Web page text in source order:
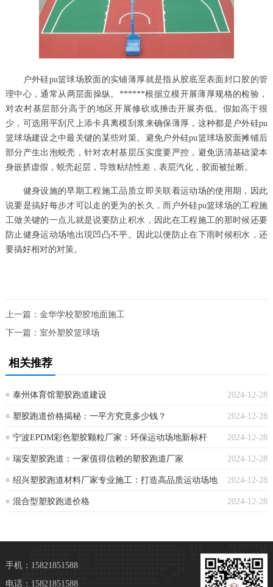
户外硅pu篮球场胶面的实铺薄厚就是指从胶底至表面封口胶的管
理中心，通常从两层面操纵。******根据立模开展薄厚规格的检验，
对农村基层部分高于的地区开展修砍或捶击开展夯低。假如高于很
少，可选用平刮尺上添卡具离模刮浆来确保薄厚，这种都是户外硅pu
篮球场建设之中最关键的某些对策。避免户外硅pu篮球场胶面摊铺后
部分产生出泡蜕壳，针对农村基层压实度要严控，避免沥清基础梁本
身嵌挤虚假，蜕壳起层，导致粘结性差，表层汽化，胶面被扯断。
健身设施的早期工程施工品质立即关联着运动场的使用期，因此
说要是搞好每步才可以走的更为的长久，而户外硅pu篮球场的工程施
工做关键的一点儿就是说要防止积水，因此在工程施工的那时候还要
防止健身运动场地出現凹凸不平。因此以便防止在下雨时候积水，还
要搞好相对的对策。
上一篇： 金华学校塑胶地面施工
下一篇： 室外塑胶篮球场
相关推荐
2024-12-28
泰州体育馆塑胶跑道建设
2024-12-28
塑胶跑道价格揭秘：一平方究竟多少钱？
2024-12-28
宁波EPDM彩色塑胶颗粒厂家：环保运动场地新标杆
2024-12-28
瑞安塑胶跑道：一家值得信赖的塑胶跑道厂家
2024-12-28
绍兴塑胶跑道材料厂家专业施工：打造高品质运动场地
2024-12-28
混合型塑胶跑道价格
手机：15821851588
电话：15821851588